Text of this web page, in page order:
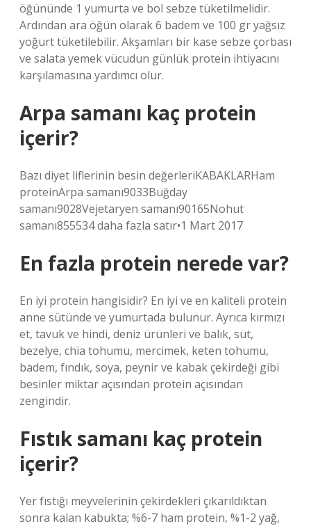
öğününde 1 yumurta ve bol sebze tüketilmelidir.
Ardından ara öğün olarak 6 badem ve 100 gr yağsız
yoğurt tüketilebilir. Akşamları bir kase sebze çorbası
ve salata yemek vücudun günlük protein ihtiyacını
karşılamasına yardımcı olur.
Arpa samanı kaç protein
içerir?
Bazı diyet liflerinin besin değerleriKABAKLARHam
proteinArpa samanı9033Buğday
samanı9028Vejetaryen samanı90165Nohut
samanı855534 daha fazla satır•1 Mart 2017
En fazla protein nerede var?
En iyi protein hangisidir? En iyi ve en kaliteli protein
anne sütünde ve yumurtada bulunur. Ayrıca kırmızı
et, tavuk ve hindi, deniz ürünleri ve balık, süt,
bezelye, chia tohumu, mercimek, keten tohumu,
badem, fındık, soya, peynir ve kabak çekirdeği gibi
besinler miktar açısından protein açısından
zengindir.
Fıstık samanı kaç protein
içerir?
Yer fıstığı meyvelerinin çekirdekleri çıkarıldıktan
sonra kalan kabukta; %6-7 ham protein, %1-2 yağ,